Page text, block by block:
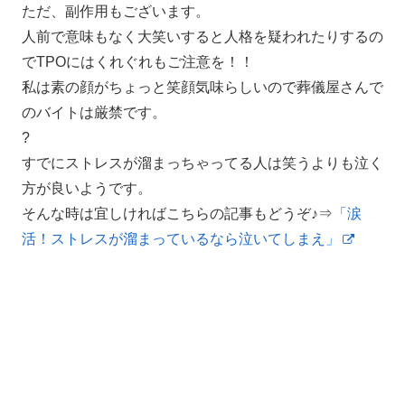
ただ、副作用もございます。
人前で意味もなく大笑いすると人格を疑われたりするの
でTPOにはくれぐれもご注意を！！
私は素の顔がちょっと笑顔気味らしいので葬儀屋さんで
のバイトは厳禁です。
?
すでにストレスが溜まっちゃってる人は笑うよりも泣く
方が良いようです。
そんな時は宜しければこちらの記事もどうぞ♪⇒ 「涙
活！ストレスが溜まっているなら泣いてしまえ」